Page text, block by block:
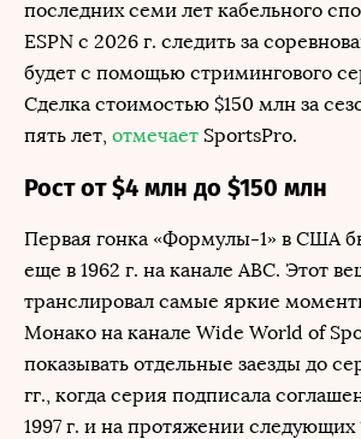
последних семи лет кабельного
ESPN с 2026 г. следить за
будет с помощью стримингового
Сделка стоимостью $150 млн за
пять лет, отмечает SportsPro.
Рост от $4 млн до $150 млн
Первая гонка «Формулы-1» в США
еще в 1962 г. на канале ABC. Этот
транслировал самые яркие
Монако на канале Wide World of
показывать отдельные заезды до
гг., когда серия подписала
1997 г. и на протяжении следующих